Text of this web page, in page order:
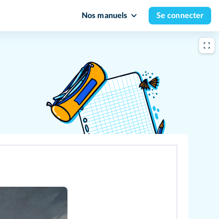
Nos manuels Se connecter